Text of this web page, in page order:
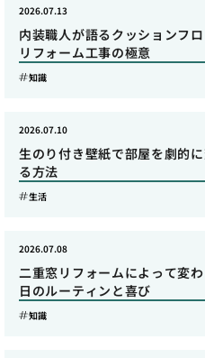
内装職人が語るクッションフ
リフォーム工事の極意
2026.07.13
知識
生のり付き壁紙で部屋を劇的
る方法
2026.07.10
生活
二重窓リフォームによって変
日のルーティンと喜び
2026.07.08
知識